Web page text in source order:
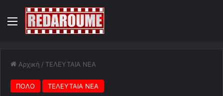
Menu
Αρχική / ΤΕΛΕΥΤΑΙΑ ΝΕΑ
ΠΟΛΟ ΤΕΛΕΥΤΑΙΑ ΝΕΑ